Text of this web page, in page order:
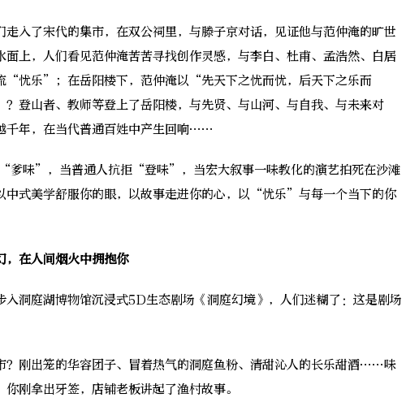
入了宋代的集市，在双公祠里，与滕子京对话，见证他与范仲淹的旷世
面上，人们看见范仲淹苦苦寻找创作灵感，与李白、杜甫、孟浩然、白居
“忧乐”；在岳阳楼下，范仲淹以“先天下之忧而忧，后天下之乐而
登山者、教师等登上了岳阳楼，与先贤、与山河、与自我、与未来对
年，在当代普通百姓中产生回响……
”，当普通人抗拒“登味”，当宏大叙事一味教化的演艺拍死在沙滩
中式美学舒服你的眼，以故事走进你的心，以“忧乐”与每一个当下的你
在人间烟火中拥抱你
庭湖博物馆沉浸式5D生态剧场《洞庭幻境》，人们迷糊了：这是剧场
刚出笼的华容团子、冒着热气的洞庭鱼粉、清甜沁人的长乐甜酒……味
刚拿出牙签，店铺老板讲起了渔村故事。